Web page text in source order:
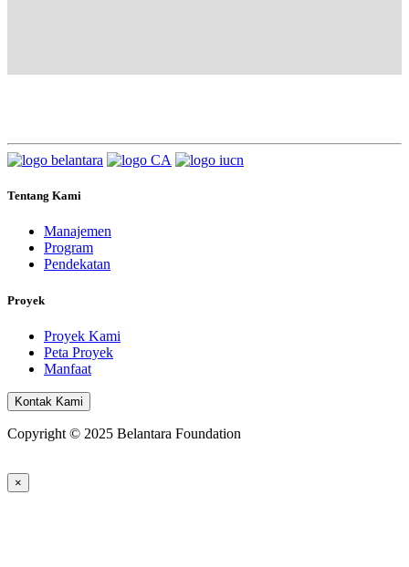
Tentang Kami
Manajemen
Program
Pendekatan
Proyek
Proyek Kami
Peta Proyek
Manfaat
Kontak Kami
Copyright © 2025 Belantara Foundation
×